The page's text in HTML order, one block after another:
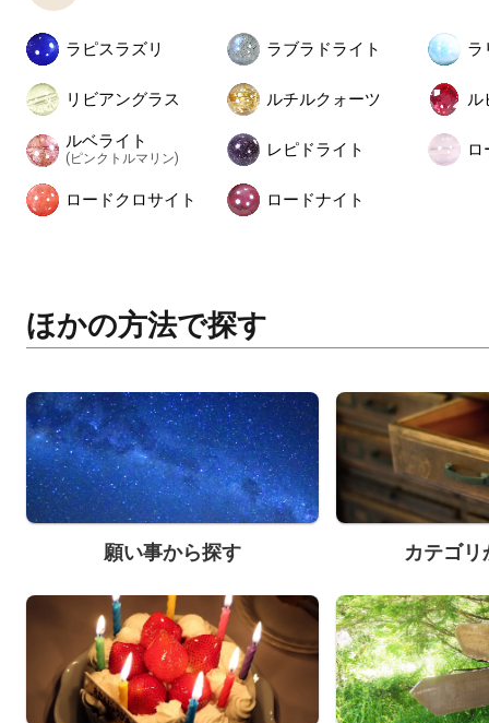
ラピスラズリ ラブラドライト ラ
リビアングラス ルチルクォーツ ル
ルベライト
(ピンクトルマリン) レピドライト ロ
ロードクロサイト ロードナイト
ほかの方法で探す
願い事から探す カテゴリ